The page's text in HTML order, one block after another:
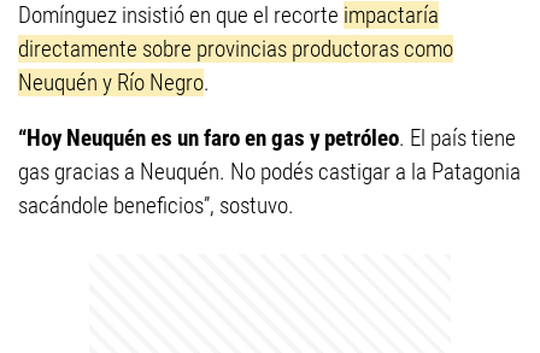
Domínguez insistió en que el recorte impactaría
directamente sobre provincias productoras como
Neuquén y Río Negro.
“Hoy Neuquén es un faro en gas y petróleo. El país tiene
gas gracias a Neuquén. No podés castigar a la Patagonia
sacándole beneficios”, sostuvo.